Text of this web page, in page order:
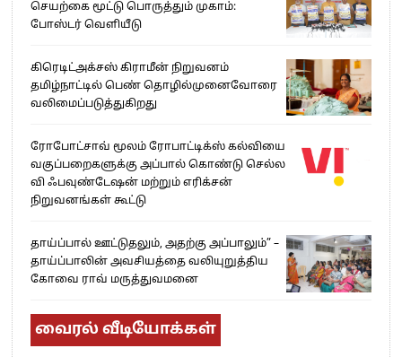
செயற்கை மூட்டு பொருத்தும் முகாம்:
போஸ்டர் வெளியீடு
கிரெடிட்அக்சஸ் கிராமீன் நிறுவனம்
தமிழ்நாட்டில் பெண் தொழில்முனைவோரை
வலிமைப்படுத்துகிறது
ரோபோட்சாவ் மூலம் ரோபாட்டிக்ஸ் கல்வியை
வகுப்பறைகளுக்கு அப்பால் கொண்டு செல்ல
வி ஃபவுண்டேஷன் மற்றும் எரிக்சன்
நிறுவனங்கள் கூட்டு
தாய்ப்பால் ஊட்டுதலும், அதற்கு அப்பாலும்” –
தாய்ப்பாலின் அவசியத்தை வலியுறுத்திய
கோவை ராவ் மருத்துவமனை
வைரல் வீடியோக்கள்